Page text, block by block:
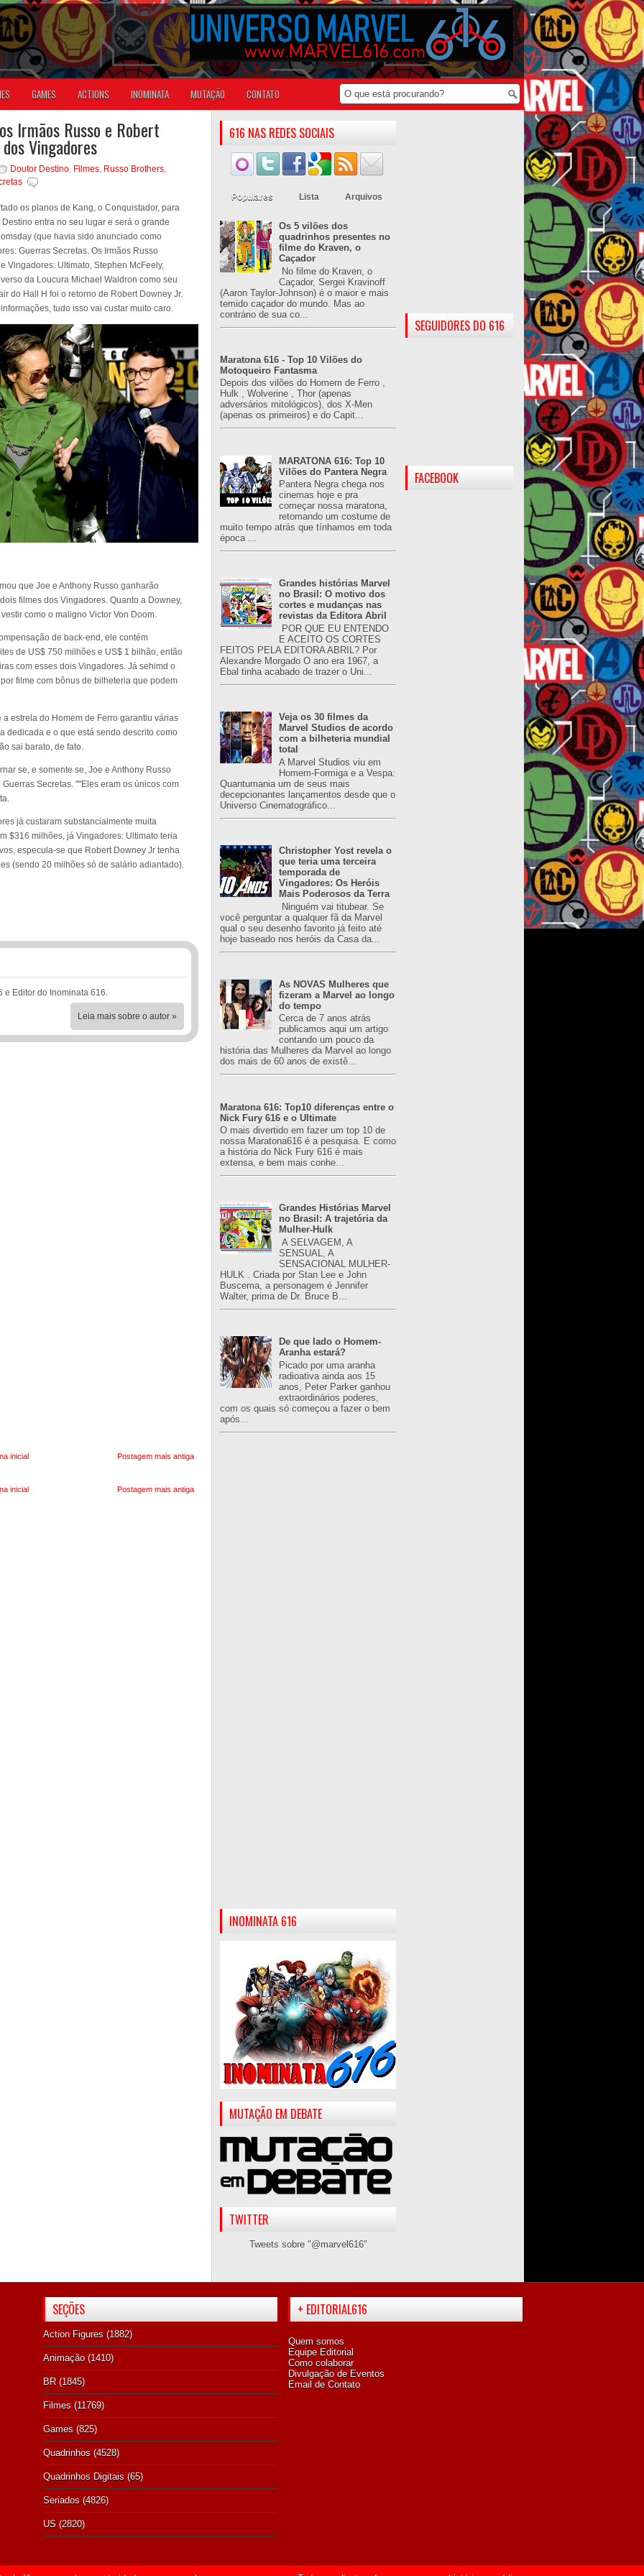
GAMES ACTIONS INOMINATA MUTAÇÃO CONTATO
Irmãos Russo e Robert
Vingadores
Doutor Destino, Filmes, Russo Brothers,
os planos de Kang, o Conquistador, para
entra no seu lugar e será o grande
(que havia sido anunciado como
Guerras Secretas. Os Irmãos Russo
Vingadores: Ultimato, Stephen McFeely,
da Loucura Michael Waldron como seu
do Hall H foi o retorno de Robert Downey Jr.
tudo isso vai custar muito caro.
que Joe e Anthony Russo ganharão
filmes dos Vingadores. Quanto a Downey,
como o maligno Victor Von Doom.
de back-end, ele contém
de US$ 750 milhões e US$ 1 bilhão, então
com esses dois Vingadores. Já sehimd o
filme com bônus de bilheteria que podem
estrela do Homem de Ferro garantiu várias
dedicada e o que está sendo descrito como
sai barato, de fato.
se, e somente se, Joe e Anthony Russo
Secretas. ""Eles eram os únicos com
já custaram substancialmente muita
$316 milhões, já Vingadores: Ultimato teria
especula-se que Robert Downey Jr tenha
(sendo 20 milhões só de salário adiantado).
e Editor do Inominata 616.
Leia mais sobre o autor »
Postagem mais antiga
inicial
Postagem mais antiga
inicial
616 NAS REDES SOCIAIS
Populares Lista Arquivos
Os 5 vilões dos
quadrinhos presentes no
filme do Kraven, o
Caçador
No filme do Kraven, o
Caçador, Sergei Kravinoff
(Aaron Taylor-Johnson) é o maior e mais
temido caçador do mundo. Mas ao
contrário de sua co...
Maratona 616 - Top 10 Vilões do
Motoqueiro Fantasma
Depois dos vilões do Homem de Ferro ,
Hulk , Wolverine , Thor (apenas
adversários mitológicos), dos X-Men
(apenas os primeiros) e do Capit...
MARATONA 616: Top 10
Vilões do Pantera Negra
Pantera Negra chega nos
cinemas hoje e pra
começar nossa maratona,
retomando um costume de
muito tempo atrás que tínhamos em toda
época ...
Grandes histórias Marvel
no Brasil: O motivo dos
cortes e mudanças nas
revistas da Editora Abril
POR QUE EU ENTENDO
E ACEITO OS CORTES
FEITOS PELA EDITORA ABRIL? Por
Alexandre Morgado O ano era 1967, a
Ebal tinha acabado de trazer o Uni...
Veja os 30 filmes da
Marvel Studios de acordo
com a bilheteria mundial
total
A Marvel Studios viu em
Homem-Formiga e a Vespa:
Quantumania um de seus mais
decepcionantes lançamentos desde que o
Universo Cinematográfico...
Christopher Yost revela o
que teria uma terceira
temporada de
Vingadores: Os Heróis
Mais Poderosos da Terra
Ninguém vai titubear. Se
você perguntar a qualquer fã da Marvel
qual o seu desenho favorito já feito até
hoje baseado nos heróis da Casa da...
As NOVAS Mulheres que
fizeram a Marvel ao longo
do tempo
Cerca de 7 anos atrás
publicamos aqui um artigo
contando um pouco da
história das Mulheres da Marvel ao longo
dos mais de 60 anos de existê...
Maratona 616: Top10 diferenças entre o
Nick Fury 616 e o Ultimate
O mais divertido em fazer um top 10 de
nossa Maratona616 é a pesquisa. E como
a história do Nick Fury 616 é mais
extensa, e bem mais conhe...
Grandes Histórias Marvel
no Brasil: A trajetória da
Mulher-Hulk
A SELVAGEM, A
SENSUAL, A
SENSACIONAL MULHER-
HULK . Criada por Stan Lee e John
Buscema, a personagem é Jennifer
Walter, prima de Dr. Bruce B...
De que lado o Homem-
Aranha estará?
Picado por uma aranha
radioativa ainda aos 15
anos, Peter Parker ganhou
extraordinários poderes,
com os quais só começou a fazer o bem
após...
INOMINATA 616
MUTAÇÃO EM DEBATE
TWITTER
Tweets sobre "@marvel616"
SEGUIDORES DO 616
FACEBOOK
SEÇÕES
Action Figures (1882)
Animação (1410)
BR (1845)
Filmes (11769)
Games (825)
Quadrinhos (4528)
Quadrinhos Digitais (65)
Seriados (4826)
US (2820)
+ EDITORIAL616
Quem somos
Equipe Editorial
Como colaborar
Divulgação de Eventos
Email de Contato